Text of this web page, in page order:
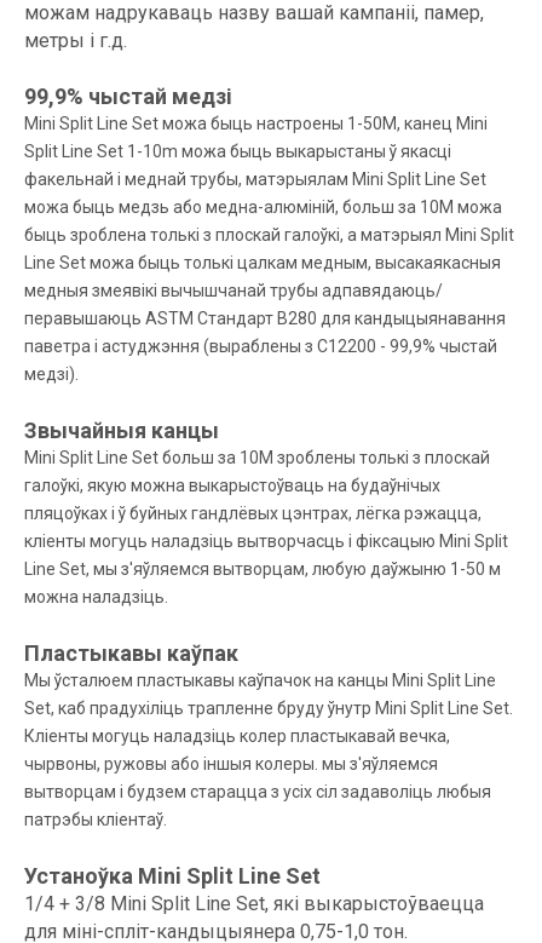
можам надрукаваць назву вашай кампаніі, памер,
метры і г.д.
99,9% чыстай медзі
Mini Split Line Set можа быць настроены 1-50M, канец Mini
Split Line Set 1-10m можа быць выкарыстаны ў якасці
факельнай і меднай трубы, матэрыялам Mini Split Line Set
можа быць медзь або медна-алюміній, больш за 10M можа
быць зроблена толькі з плоскай галоўкі, а матэрыял Mini Split
Line Set можа быць толькі цалкам медным, высакаякасныя
медныя змеявікі вычышчанай трубы адпавядаюць/
перавышаюць ASTM Стандарт B280 для кандыцыянавання
паветра і астуджэння (выраблены з C12200 - 99,9% чыстай
медзі).
Звычайныя канцы
Mini Split Line Set больш за 10M зроблены толькі з плоскай
галоўкі, якую можна выкарыстоўваць на будаўнічых
пляцоўках і ў буйных гандлёвых цэнтрах, лёгка рэжацца,
кліенты могуць наладзіць вытворчасць і фіксацыю Mini Split
Line Set, мы з'яўляемся вытворцам, любую даўжыню 1-50 м
можна наладзіць.
Пластыкавы каўпак
Мы ўсталюем пластыкавы каўпачок на канцы Mini Split Line
Set, каб прадухіліць трапленне бруду ўнутр Mini Split Line Set.
Кліенты могуць наладзіць колер пластыкавай вечка,
чырвоны, ружовы або іншыя колеры. мы з'яўляемся
вытворцам і будзем старацца з усіх сіл задаволіць любыя
патрэбы кліентаў.
Устаноўка Mini Split Line Set
1/4 + 3/8 Mini Split Line Set, які выкарыстоўваецца
для міні-спліт-кандыцыянера 0,75-1,0 тон.